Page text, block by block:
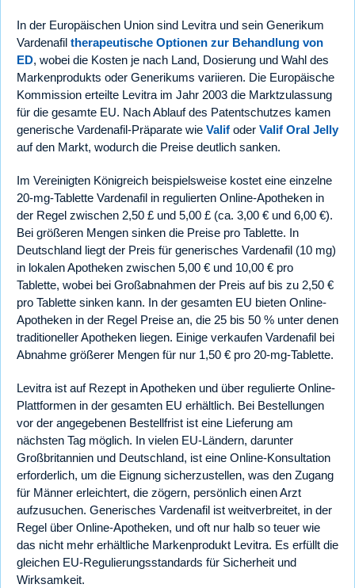
In der Europäischen Union sind Levitra und sein Generikum
Vardenafil therapeutische Optionen zur Behandlung von
ED, wobei die Kosten je nach Land, Dosierung und Wahl des
Markenprodukts oder Generikums variieren. Die Europäische
Kommission erteilte Levitra im Jahr 2003 die Marktzulassung
für die gesamte EU. Nach Ablauf des Patentschutzes kamen
generische Vardenafil-Präparate wie Valif oder Valif Oral Jelly
auf den Markt, wodurch die Preise deutlich sanken.
Im Vereinigten Königreich beispielsweise kostet eine einzelne
20-mg-Tablette Vardenafil in regulierten Online-Apotheken in
der Regel zwischen 2,50 £ und 5,00 £ (ca. 3,00 € und 6,00 €).
Bei größeren Mengen sinken die Preise pro Tablette. In
Deutschland liegt der Preis für generisches Vardenafil (10 mg)
in lokalen Apotheken zwischen 5,00 € und 10,00 € pro
Tablette, wobei bei Großabnahmen der Preis auf bis zu 2,50 €
pro Tablette sinken kann. In der gesamten EU bieten Online-
Apotheken in der Regel Preise an, die 25 bis 50 % unter denen
traditioneller Apotheken liegen. Einige verkaufen Vardenafil bei
Abnahme größerer Mengen für nur 1,50 € pro 20-mg-Tablette.
Levitra ist auf Rezept in Apotheken und über regulierte Online-
Plattformen in der gesamten EU erhältlich. Bei Bestellungen
vor der angegebenen Bestellfrist ist eine Lieferung am
nächsten Tag möglich. In vielen EU-Ländern, darunter
Großbritannien und Deutschland, ist eine Online-Konsultation
erforderlich, um die Eignung sicherzustellen, was den Zugang
für Männer erleichtert, die zögern, persönlich einen Arzt
aufzusuchen. Generisches Vardenafil ist weitverbreitet, in der
Regel über Online-Apotheken, und oft nur halb so teuer wie
das nicht mehr erhältliche Markenprodukt Levitra. Es erfüllt die
gleichen EU-Regulierungsstandards für Sicherheit und
Wirksamkeit.